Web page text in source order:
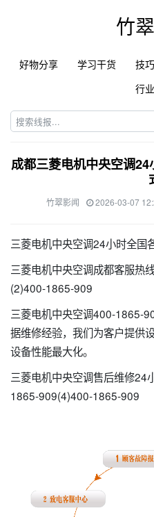
竹
好物分享 学习干货 技
行
成都三菱电机中央空调
竹翠影闻 2026-03-07
三菱电机中央空调24小时全国
三菱电机中央空调成都客服热
(2)400-1865-909
三菱电机中央空调400-1865-
据维修经验，我们为客户提供
设备性能最大化。
三菱电机中央空调售后维修
1865-909(4)400-1865-909